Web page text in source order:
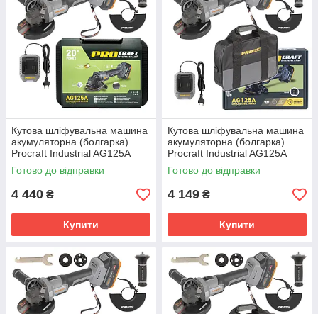
Кутова шліфувальна машина
акумуляторна (болгарка)
Procraft Industrial AG125A
Кейс
Готово до відправки
4 440 ₴
Купити
Кутова шліфувальна машина
акумуляторна (болгарка)
Procraft Industrial AG125A
Сумка
Готово до відправки
4 149 ₴
Купити